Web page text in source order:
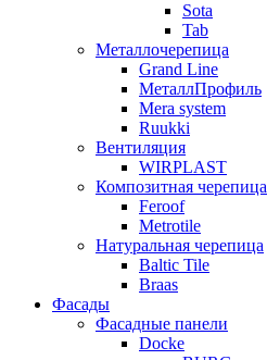
Sota
Tab
Металлочерепица
Grand Line
МеталлПрофиль
Mera system
Ruukki
Вентиляция
WIRPLAST
Композитная черепица
Feroof
Metrotile
Натуральная черепица
Baltic Tile
Braas
Фасады
Фасадные панели
Docke